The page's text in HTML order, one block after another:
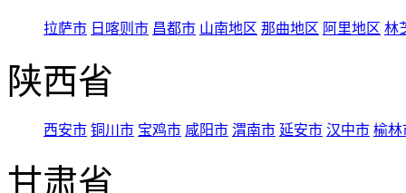
拉萨市 日喀则市 昌都市 山南地区 那曲地区 阿里地区 林
陕西省
西安市 铜川市 宝鸡市 咸阳市 渭南市 延安市 汉中市 榆林
甘肃省